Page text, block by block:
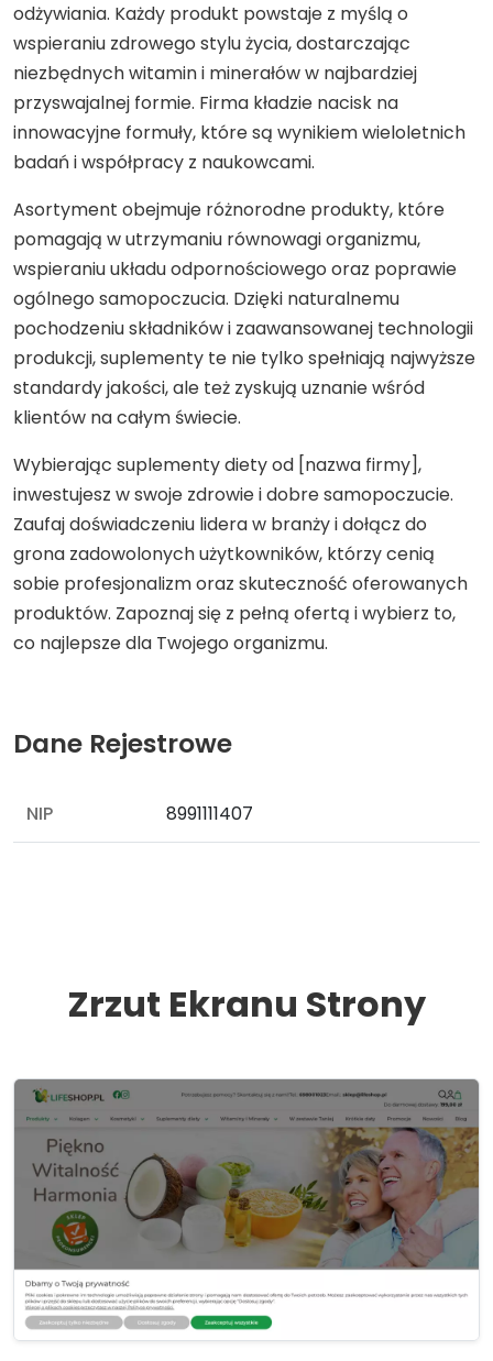
odżywiania. Każdy produkt powstaje z myślą o
wspieraniu zdrowego stylu życia, dostarczając
niezbędnych witamin i minerałów w najbardziej
przyswajalnej formie. Firma kładzie nacisk na
innowacyjne formuły, które są wynikiem wieloletnich
badań i współpracy z naukowcami.
Asortyment obejmuje różnorodne produkty, które
pomagają w utrzymaniu równowagi organizmu,
wspieraniu układu odpornościowego oraz poprawie
ogólnego samopoczucia. Dzięki naturalnemu
pochodzeniu składników i zaawansowanej technologii
produkcji, suplementy te nie tylko spełniają najwyższe
standardy jakości, ale też zyskują uznanie wśród
klientów na całym świecie.
Wybierając suplementy diety od [nazwa firmy],
inwestujesz w swoje zdrowie i dobre samopoczucie.
Zaufaj doświadczeniu lidera w branży i dołącz do
grona zadowolonych użytkowników, którzy cenią
sobie profesjonalizm oraz skuteczność oferowanych
produktów. Zapoznaj się z pełną ofertą i wybierz to,
co najlepsze dla Twojego organizmu.
Dane Rejestrowe
NIP 8991111407
Zrzut Ekranu Strony